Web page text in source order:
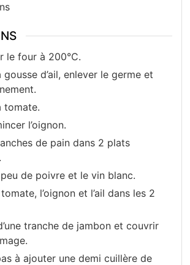
le four à 200°C.
gousse d’ail, enlever le germe et
tomate.
l’oignon.
de pain dans 2 plats
de poivre et le vin blanc.
l’oignon et l’ail dans les 2
tranche de jambon et couvrir
à ajouter une demi cuillère de